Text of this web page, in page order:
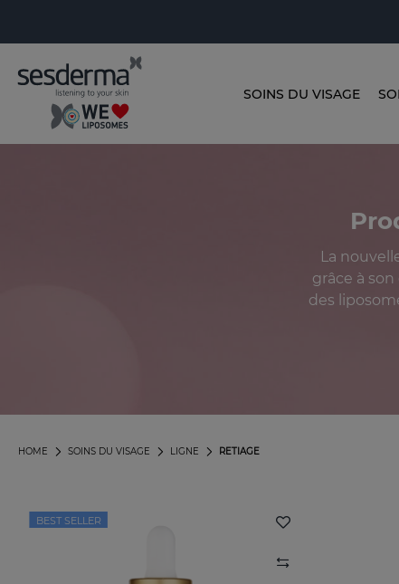
SOINS DU VISAGE
La
grâce à
des
RETIAGE
LIGNE
SOINS DU VISAGE
HOME
BEST SELLER